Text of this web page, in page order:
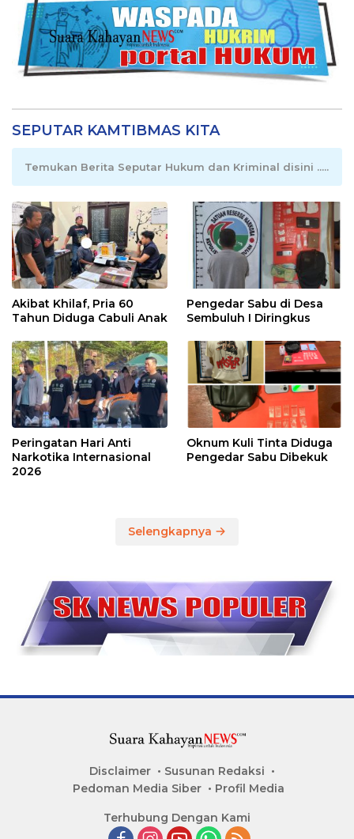
SEPUTAR KAMTIBMAS KITA
Temukan Berita Seputar Hukum dan Kriminal disini .....
Akibat Khilaf, Pria 60
Tahun Diduga Cabuli Anak
Pengedar Sabu di Desa
Sembuluh I Diringkus
Peringatan Hari Anti
Narkotika Internasional
2026
Oknum Kuli Tinta Diduga
Pengedar Sabu Dibekuk
Selengkapnya
Disclaimer
Susunan Redaksi
Pedoman Media Siber
Profil Media
Terhubung Dengan Kami